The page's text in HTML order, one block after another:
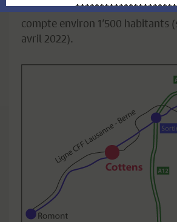
Elle s’étend sur 497 ha. à 710 m
compte environ 1’500 habitants
avril 2022).AVIS AUX
FONCIERSQUI ONT
BIEN IMMOBILIER
L’ANNÉE
Nous portons à votre
n’avons pas la possibilité
d’établir la facture de